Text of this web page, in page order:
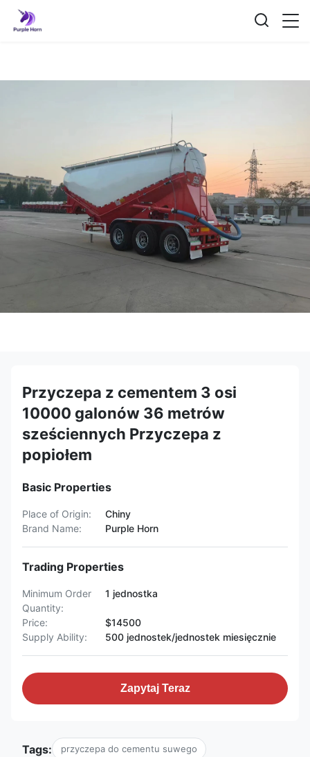
Przyczepa z cementem 3 osi
10000 galonów 36 metrów
sześciennych Przyczepa z
popiołem
Basic Properties
Place of Origin:
Chiny
Brand Name:
Purple Horn
Trading Properties
Minimum Order
Quantity:
1 jednostka
Price:
$14500
Supply Ability:
500 jednostek/jednostek miesięcznie
Zapytaj Teraz
Tags: przyczepa do cementu suwego